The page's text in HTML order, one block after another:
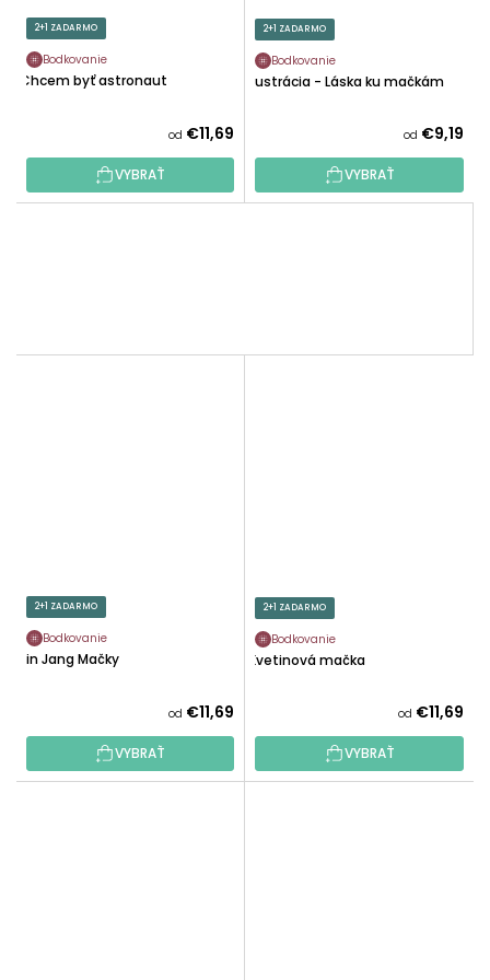
2+1 ZADARMO
Bodkovanie
Chcem byť astronaut
od €11,69
VYBRAŤ
2+1 ZADARMO
Bodkovanie
Ilustrácia - Láska ku mačkám
od €9,19
VYBRAŤ
2+1 ZADARMO
Bodkovanie
Jin Jang Mačky
od €11,69
VYBRAŤ
2+1 ZADARMO
Bodkovanie
Kvetinová mačka
od €11,69
VYBRAŤ